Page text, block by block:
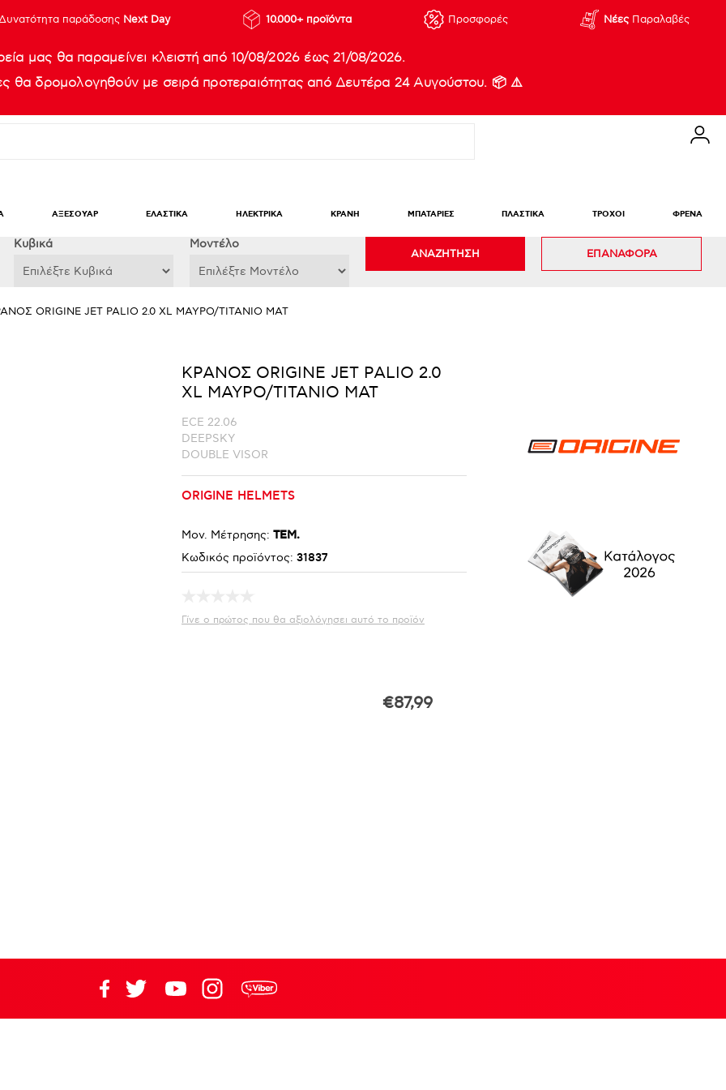
παράδοσης Next Day 10.000+ προϊόντα Προσφορές ΝέεςΠαραλαβές
μας θα παραμείνει κλειστή από 10/08/2026 έως 21/08/2026.
θα δρομολογηθούν με σειρά προτεραιότητας από Δευτέρα 24 Αυγούστου. 📦 ⚠️
ΑΞΕΣΟΥΑΡ ΕΛΑΣΤΙΚΑ ΗΛΕΚΤΡΙΚΑ ΚΡΑΝΗ ΜΠΑΤΑΡΙΕΣ ΠΛΑΣΤΙΚΑ ΤΡΟΧΟΙ ΦΡΕΝΑ
Κυβικά Μοντέλο
ΑΝΑΖΗΤΗΣΗ ΕΠΑΝΑΦΟΡΑ
ORIGINE JET PALIO 2.0 XL ΜΑΥΡΟ/ΤΙΤΑΝΙΟ ΜΑΤ
ΚΡΑΝΟΣ ORIGINE JET PALIO 2.0
XL ΜΑΥΡΟ/ΤΙΤΑΝΙΟ ΜΑΤ
ECE 22.06
DEEPSKY
DOUBLE VISOR
ORIGINE HELMETS
Μον. Μέτρησης: ΤΕΜ.
Κωδικός προϊόντος: 31837
Γίνε ο πρώτος που θα αξιολόγησει αυτό το προϊόν
€87,99